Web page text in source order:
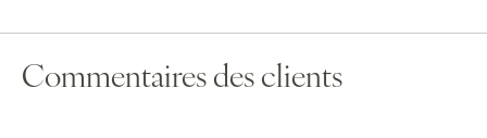
Commentaires des clients